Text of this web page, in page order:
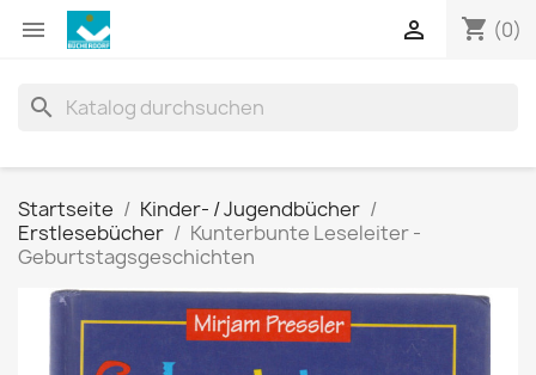
 shopping_cart (0)

search
Startseite
Kinder- / Jugendbücher
Erstlesebücher
Kunterbunte Leseleiter -
Geburtstagsgeschichten